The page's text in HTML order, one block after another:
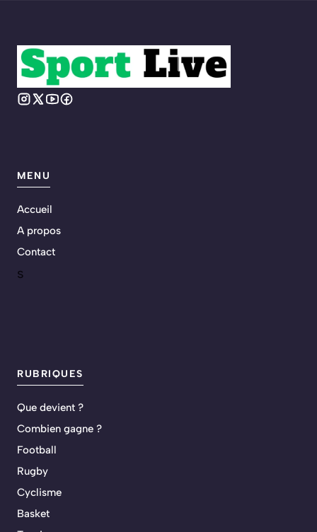
MENU
Accueil
A propos
Contact
s
RUBRIQUES
Que devient ?
Combien gagne ?
Football
Rugby
Cyclisme
Basket